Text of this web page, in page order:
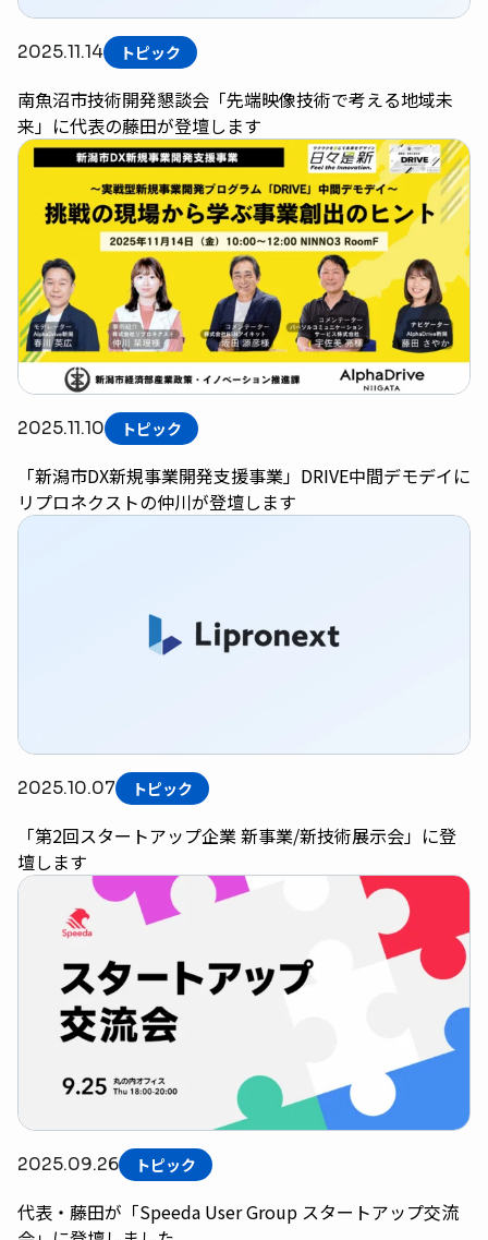
2025.11.14 トピック
南魚沼市技術開発懇談会「先端映像技術で考える地域未
来」に代表の藤田が登壇します
2025.11.10 トピック
「新潟市DX新規事業開発支援事業」DRIVE中間デモデイに
リプロネクストの仲川が登壇します
2025.10.07 トピック
「第2回スタートアップ企業 新事業/新技術展示会」に登
壇します
2025.09.26 トピック
代表・藤田が「Speeda User Group スタートアップ交流